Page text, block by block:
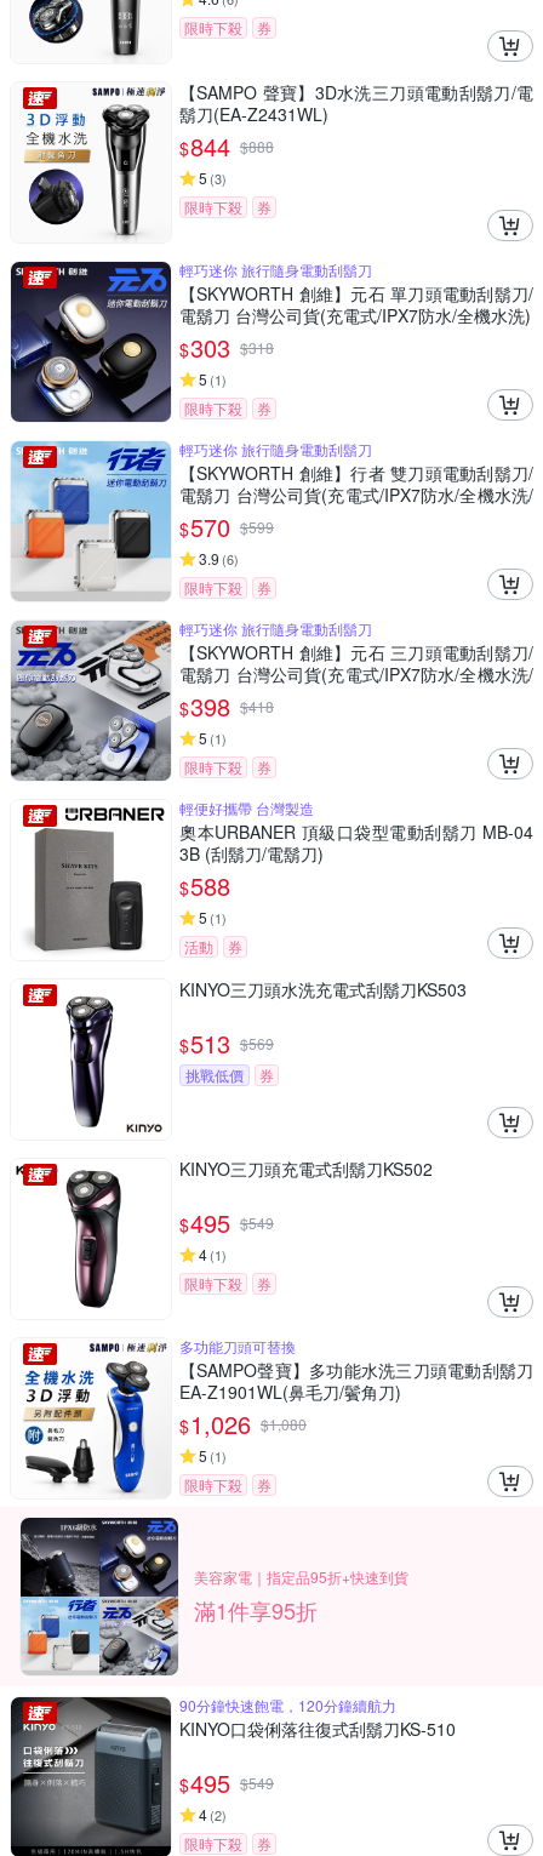
限時下殺 券
【SAMPO 聲寶】3D水洗三刀頭電動刮鬍刀/電
鬍刀(EA-Z2431WL)
$844 $888
5 (3)
限時下殺 券
輕巧迷你 旅行隨身電動刮鬍刀
【SKYWORTH 創維】元石 單刀頭電動刮鬍刀/
電鬍刀 台灣公司貨(充電式/IPX7防水/全機水洗)
$303 $318
5 (1)
限時下殺
券
輕巧迷你 旅行隨身電動刮鬍刀
【SKYWORTH 創維】行者 雙刀頭電動刮鬍刀/
電鬍刀 台灣公司貨(充電式/IPX7防水/全機水洗/
磁吸刀頭)
$570 $599
3.9 (6)
限時下殺
券
輕巧迷你 旅行隨身電動刮鬍刀
【SKYWORTH 創維】元石 三刀頭電動刮鬍刀/
電鬍刀 台灣公司貨(充電式/IPX7防水/全機水洗/
磁吸刀頭)
$398 $418
5 (1)
限時下殺
券
輕便好攜帶 台灣製造
奧本URBANER 頂級口袋型電動刮鬍刀 MB-04
3B (刮鬍刀/電鬍刀)
$588
5 (1)
活動 券
KINYO三刀頭水洗充電式刮鬍刀KS503
$513 $569
挑戰低價
券
KINYO三刀頭充電式刮鬍刀KS502
$495 $549
4(1)
限時下殺 券
多功能刀頭可替換
【SAMPO聲寶】多功能水洗三刀頭電動刮鬍刀
EA-Z1901WL(鼻毛刀/鬢角刀)
$1,026 $1,080
5 (1)
限時下殺 券
美容家電｜指定品95折+快速到貨
滿1件享95折
90分鐘快速飽電，120分鐘續航力
KINYO口袋俐落往復式刮鬍刀KS-510
$495 $549
4(2)
限時下殺
券